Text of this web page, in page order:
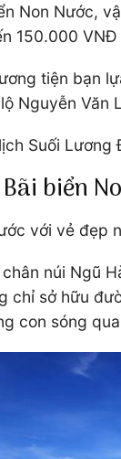
Non Nước,
150.000
tiện bạn
Nguyễn Văn
Suối
biển
với vẻ đẹp
núi Ngũ
chỉ sở hữu
con sóng